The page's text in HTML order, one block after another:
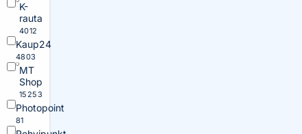
K-
rauta
4012
Kaup24
4803
MT
Shop
15253
Photopoint
81